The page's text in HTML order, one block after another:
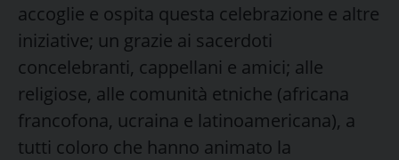
accoglie e ospita questa celebrazione e altre
iniziative; un grazie ai sacerdoti
concelebranti, cappellani e amici; alle
religiose, alle comunità etniche (africana
francofona, ucraina e latinoamericana), a
tutti coloro che hanno animato la